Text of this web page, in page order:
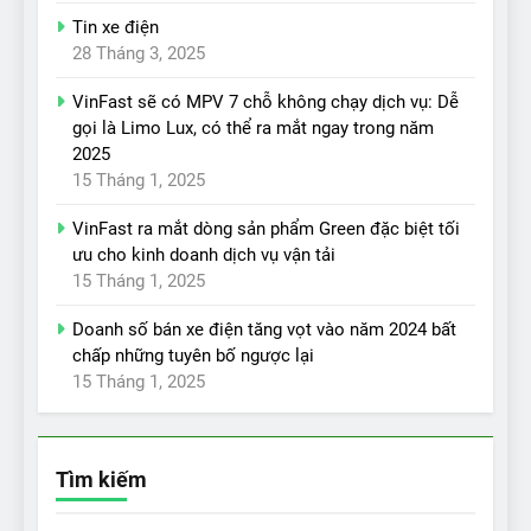
Tin xe điện
28 Tháng 3, 2025
VinFast sẽ có MPV 7 chỗ không chạy dịch vụ: Dễ
gọi là Limo Lux, có thể ra mắt ngay trong năm
2025
15 Tháng 1, 2025
VinFast ra mắt dòng sản phẩm Green đặc biệt tối
ưu cho kinh doanh dịch vụ vận tải
15 Tháng 1, 2025
Doanh số bán xe điện tăng vọt vào năm 2024 bất
chấp những tuyên bố ngược lại
15 Tháng 1, 2025
Tìm kiếm